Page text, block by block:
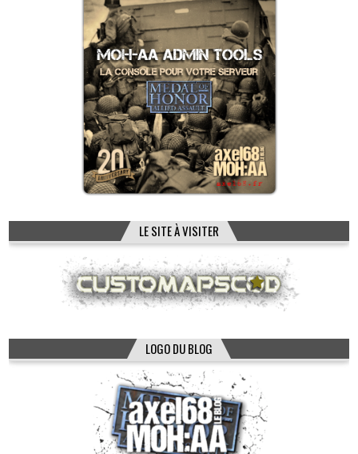
LE SITE À VISITER
LOGO DU BLOG